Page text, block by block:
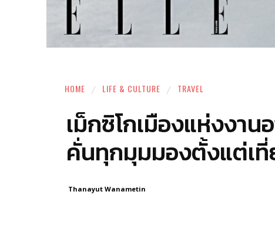
HOME LIFE & CULTURE TRAVEL
เม็กซิโกเมืองแห่งงา
คั่นทุกมุมมองตั้งแต่เ
Thanayut Wanametin